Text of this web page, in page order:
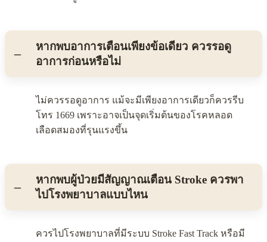
หากพบอาการเตือนเพียงข้อเดียว ควรรอดู
อาการก่อนหรือไม่
ไม่ควรรอดูอาการ แม้จะมีเพียงอาการเดียวก็ควรรีบ
โทร 1669 เพราะอาจเป็นจุดเริ่มต้นของโรคหลอด
เลือดสมองที่รุนแรงขึ้น
หากพบผู้ป่วยมีสัญญาณเตือน Stroke ควรพา
ไปโรงพยาบาลแบบไหน
ควรไปโรงพยาบาลที่มีระบบ Stroke Fast Track หรือมี